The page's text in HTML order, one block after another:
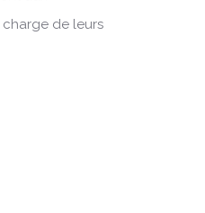
de leurs